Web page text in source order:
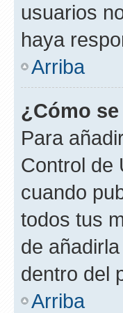
usuarios
haya
Arriba
¿Cómo
Para
Control de
cuando
todos tus
de
dentro del
Arriba